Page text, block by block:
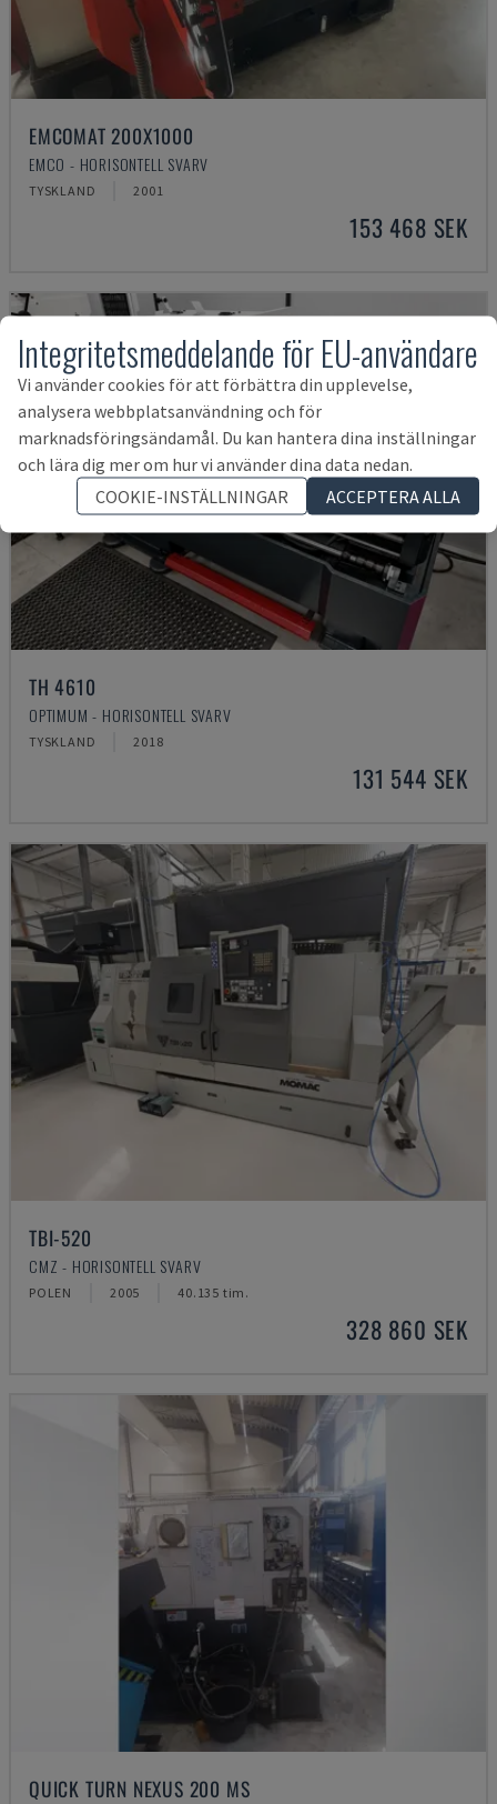
EMCOMAT 200X1000
EMCO - HORISONTELL SVARV
TYSKLAND 2001
153 468 SEK
TH 4610
OPTIMUM - HORISONTELL SVARV
TYSKLAND 2018
131 544 SEK
TBI-520
CMZ - HORISONTELL SVARV
POLEN 2005 40.135 tim.
328 860 SEK
QUICK TURN NEXUS 200 MS
Integritetsmeddelande för EU-användare
Vi använder cookies för att förbättra din upplevelse,
analysera webbplatsanvändning och för
marknadsföringsändamål. Du kan hantera dina inställningar
och lära dig mer om hur vi använder dina data nedan.
COOKIE-INSTÄLLNINGAR
ACCEPTERA ALLA